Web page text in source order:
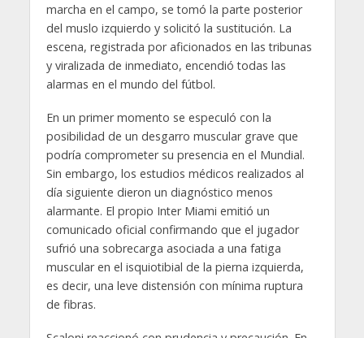
marcha en el campo, se tomó la parte posterior
del muslo izquierdo y solicitó la sustitución. La
escena, registrada por aficionados en las tribunas
y viralizada de inmediato, encendió todas las
alarmas en el mundo del fútbol.
En un primer momento se especuló con la
posibilidad de un desgarro muscular grave que
podría comprometer su presencia en el Mundial.
Sin embargo, los estudios médicos realizados al
día siguiente dieron un diagnóstico menos
alarmante. El propio Inter Miami emitió un
comunicado oficial confirmando que el jugador
sufrió una sobrecarga asociada a una fatiga
muscular en el isquiotibial de la pierna izquierda,
es decir, una leve distensión con mínima ruptura
de fibras.